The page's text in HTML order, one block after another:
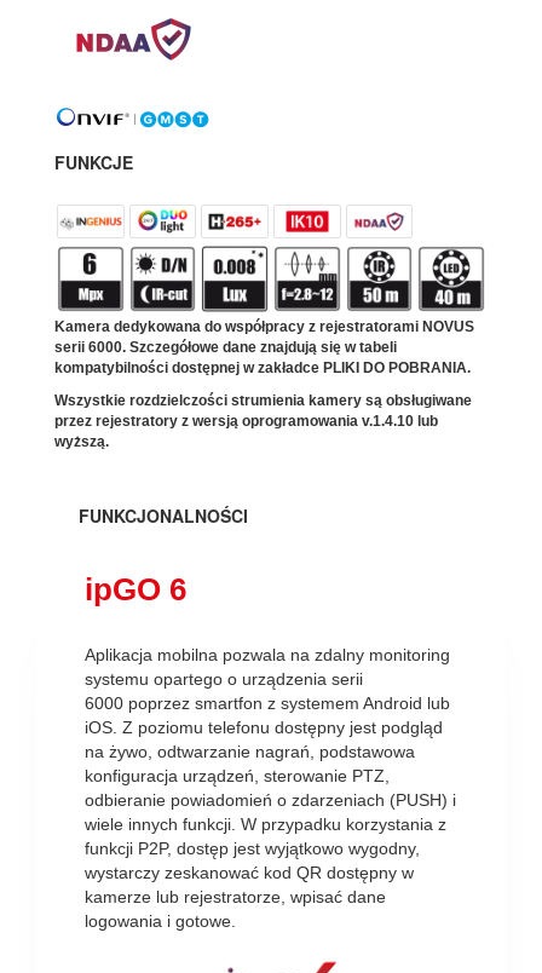
FUNKCJE
Kamera dedykowana do współpracy z rejestratorami NOVUS
serii 6000. Szczegółowe dane znajdują się w tabeli
kompatybilności dostępnej w zakładce PLIKI DO POBRANIA.
Wszystkie rozdzielczości strumienia kamery są obsługiwane
przez rejestratory z wersją oprogramowania v.1.4.10 lub
wyższą.
FUNKCJONALNOŚCI
ipGO 6
Aplikacja mobilna pozwala na zdalny monitoring
systemu opartego o urządzenia serii
6000 poprzez smartfon z systemem Android lub
iOS. Z poziomu telefonu dostępny jest podgląd
na żywo, odtwarzanie nagrań, podstawowa
konfiguracja urządzeń, sterowanie PTZ,
odbieranie powiadomień o zdarzeniach (PUSH) i
wiele innych funkcji. W przypadku korzystania z
funkcji P2P, dostęp jest wyjątkowo wygodny,
wystarczy zeskanować kod QR dostępny w
kamerze lub rejestratorze, wpisać dane
logowania i gotowe.